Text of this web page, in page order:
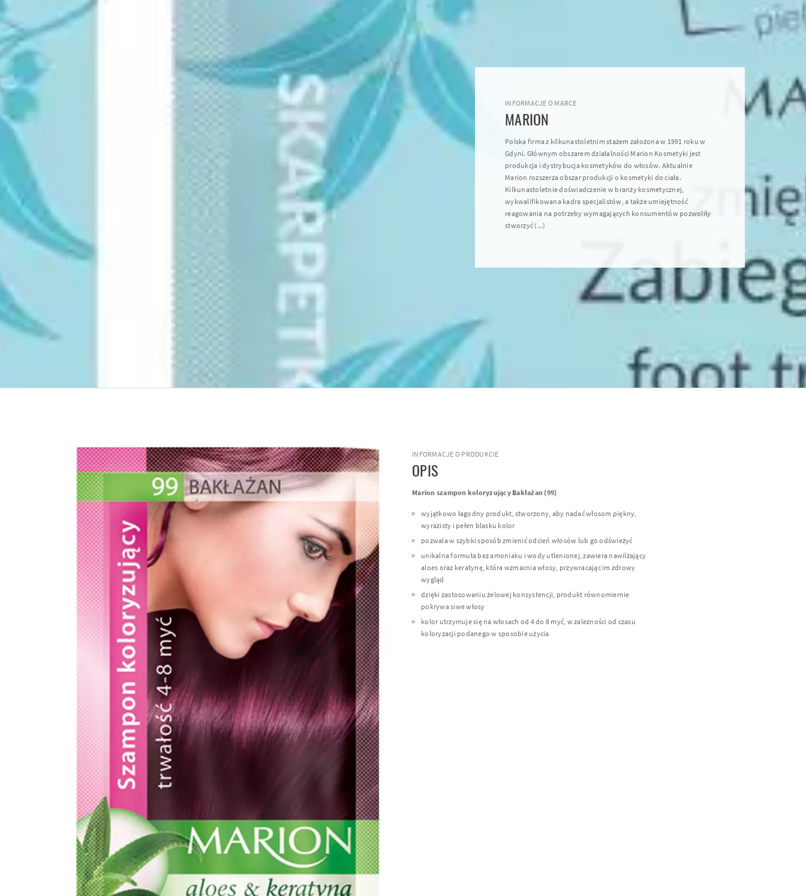
INFORMACJE O MARCE
MARION
Polska firma z kilkunastoletnim stażem założona w 1991 roku w
Gdyni. Głównym obszarem działalności Marion Kosmetyki jest
produkcja i dystrybucja kosmetyków do włosów. Aktualnie
Marion rozszerza obszar produkcji o kosmetyki do ciała.
Kilkunastoletnie doświadczenie w branży kosmetycznej,
wykwalifikowana kadra specjalistów, a także umiejętność
reagowania na potrzeby wymagających konsumentów pozwoliły
stworzyć (...)
INFORMACJE O PRODUKCIE
OPIS
Marion szampon koloryzujący Bakłażan (99)
wyjątkowo łagodny produkt, stworzony, aby nadać włosom piękny,
wyrazisty i pełen blasku kolor
pozwala w szybki sposób zmienić odcień włosów lub go odświeżyć
unikalna formuła bez amoniaku i wody utlenionej, zawiera nawilżający
aloes oraz keratynę, która wzmacnia włosy, przywracając im zdrowy
wygląd
dzięki zastosowaniu żelowej konsystencji, produkt równomiernie
pokrywa siwe włosy
kolor utrzymuje się na włosach od 4 do 8 myć, w zależności od czasu
koloryzacji podanego w sposobie użycia